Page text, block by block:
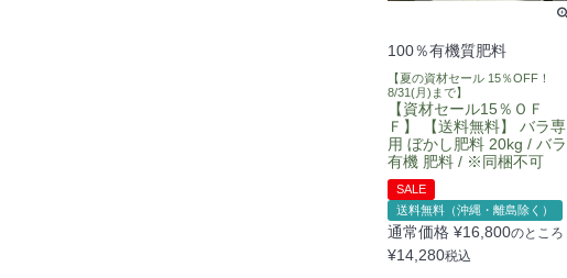
100％有機質肥料
【夏の資材セール 15％OFF！
8/31(月)まで】
【資材セール15％ＯＦ
Ｆ】 【送料無料】 バラ専
用 ぼかし肥料 20kg / バラ
有機 肥料 / ※同梱不可
SALE
送料無料（沖縄・離島除く）
通常価格 ¥16,800のところ
¥14,280税込